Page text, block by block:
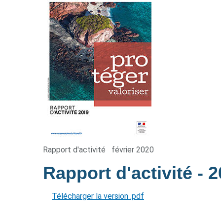
Rapport d'activité février 2020
Rapport d'activité -
Télécharger la version .pdf